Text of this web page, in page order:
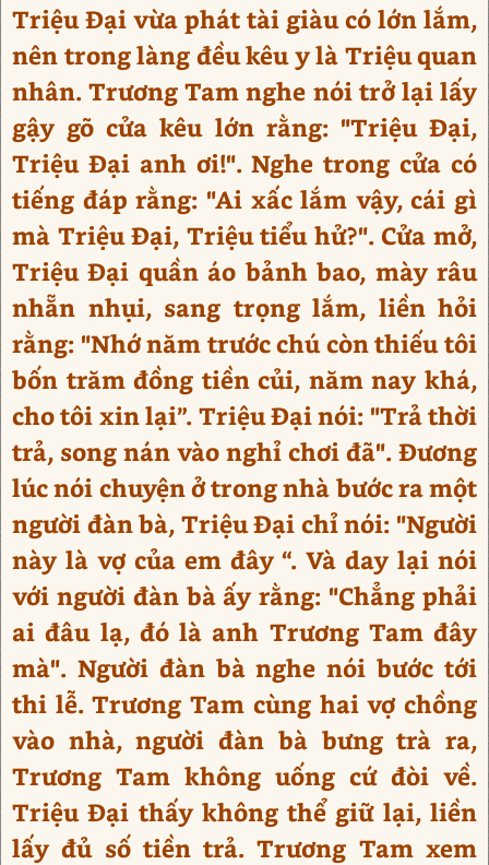
Triệu Đại vừa phát tài giàu có lớn lắm,
nên trong làng đều kêu y là Triệu quan
nhân. Trương Tam nghe nói trở lại lấy
gậy gõ cửa kêu lớn rằng: "Triệu Đại,
Triệu Đại anh ơi!". Nghe trong cửa có
tiếng đáp rằng: "Ai xấc lắm vậy, cái gì
mà Triệu Đại, Triệu tiểu hử?". Cửa mở,
Triệu Đại quần áo bảnh bao, mày râu
nhẵn nhụi, sang trọng lắm, liền hỏi
rằng: "Nhớ năm trước chú còn thiếu tôi
bốn trăm đồng tiền củi, năm nay khá,
cho tôi xin lại”. Triệu Đại nói: "Trả thời
trả, song nán vào nghỉ chơi đã". Đương
lúc nói chuyện ở trong nhà bước ra một
người đàn bà, Triệu Đại chỉ nói: "Người
này là vợ của em đây “. Và day lại nói
với người đàn bà ấy rằng: "Chẳng phải
ai đâu lạ, đó là anh Trương Tam đây
mà". Người đàn bà nghe nói bước tới
thi lễ. Trương Tam cùng hai vợ chồng
vào nhà, người đàn bà bưng trà ra,
Trương Tam không uống cứ đòi về.
Triệu Đại thấy không thể giữ lại, liền
lấy đủ số tiền trả. Trương Tam xem